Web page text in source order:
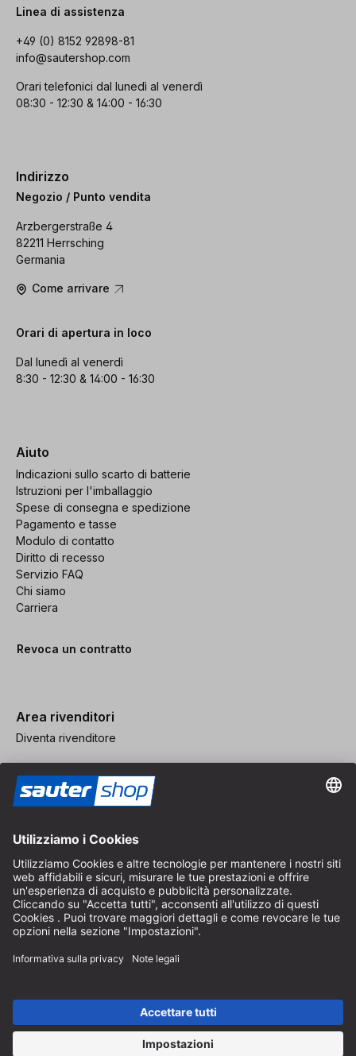
Linea di assistenza
+49 (0) 8152 92898-81
info@sautershop.com
Orari telefonici dal lunedì al venerdì
08:30 - 12:30 & 14:00 - 16:30
Indirizzo
Negozio / Punto vendita
Arzbergerstraße 4
82211 Herrsching
Germania
Come arrivare
Orari di apertura in loco
Dal lunedì al venerdì
8:30 - 12:30 & 14:00 - 16:30
Aiuto
Indicazioni sullo scarto di batterie
Istruzioni per l'imballaggio
Spese di consegna e spedizione
Pagamento e tasse
Modulo di contatto
Diritto di recesso
Servizio FAQ
Chi siamo
Carriera
Revoca un contratto
Area rivenditori
Diventa rivenditore
CGV
Protezione dei Dati
Impostazioni dei Cookie
della Germania per pacchi di dimensioni standard, esclusi articoli
A seconda del Paese di consegna, l'IVA può variare al momento del